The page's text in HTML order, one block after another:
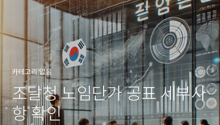
카테고리 없음
조달청 노임단가 공표 세부사
항 확인